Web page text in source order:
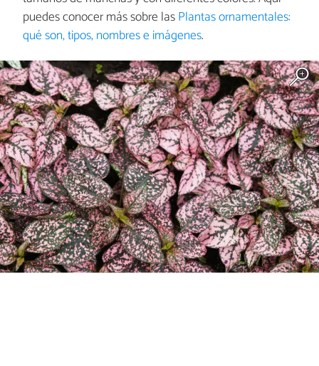
puedes conocer más sobre lasPlantas ornamentales:
qué son, tipos, nombres e imágenes.